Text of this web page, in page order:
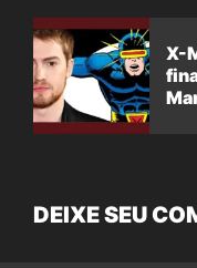
X-
DEIXE SEU